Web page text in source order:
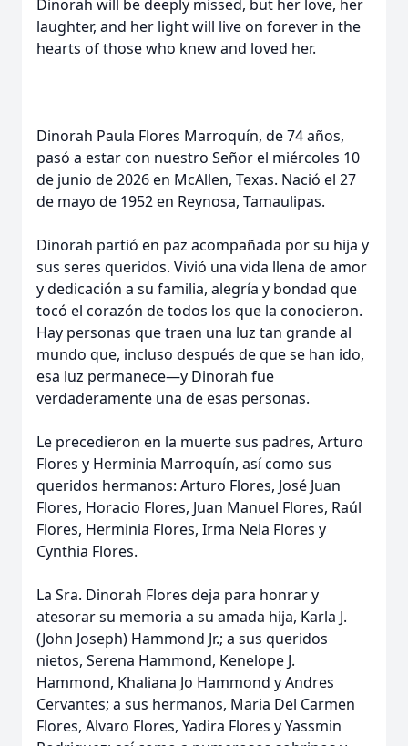
Dinorah will be deeply missed, but her love, her
laughter, and her light will live on forever in the
hearts of those who knew and loved her.
Dinorah Paula Flores Marroquín, de 74 años,
pasó a estar con nuestro Señor el miércoles 10
de junio de 2026 en McAllen, Texas. Nació el 27
de mayo de 1952 en Reynosa, Tamaulipas.
Dinorah partió en paz acompañada por su hija y
sus seres queridos. Vivió una vida llena de amor
y dedicación a su familia, alegría y bondad que
tocó el corazón de todos los que la conocieron.
Hay personas que traen una luz tan grande al
mundo que, incluso después de que se han ido,
esa luz permanece—y Dinorah fue
verdaderamente una de esas personas.
Le precedieron en la muerte sus padres, Arturo
Flores y Herminia Marroquín, así como sus
queridos hermanos: Arturo Flores, José Juan
Flores, Horacio Flores, Juan Manuel Flores, Raúl
Flores, Herminia Flores, Irma Nela Flores y
Cynthia Flores.
La Sra. Dinorah Flores deja para honrar y
atesorar su memoria a su amada hija, Karla J.
(John Joseph) Hammond Jr.; a sus queridos
nietos, Serena Hammond, Kenelope J.
Hammond, Khaliana Jo Hammond y Andres
Cervantes; a sus hermanos, Maria Del Carmen
Flores, Alvaro Flores, Yadira Flores y Yassmin